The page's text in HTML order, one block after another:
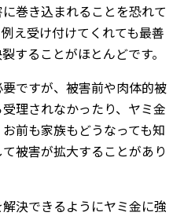
巻き込まれることを恐れて
え受け付けてくれても最善
することがほとんどです。
ですが、被害前や肉体的被
理されなかったり、ヤミ金
前も家族もどうなっても知
被害が拡大することがあり
決できるようにヤミ金に強